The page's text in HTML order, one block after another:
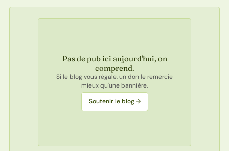
Pas de pub ici aujourd'hui, on
comprend.
Si le blog vous régale, un don le remercie
mieux qu'une bannière.
Soutenir le blog →